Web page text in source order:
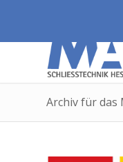
Archiv für das